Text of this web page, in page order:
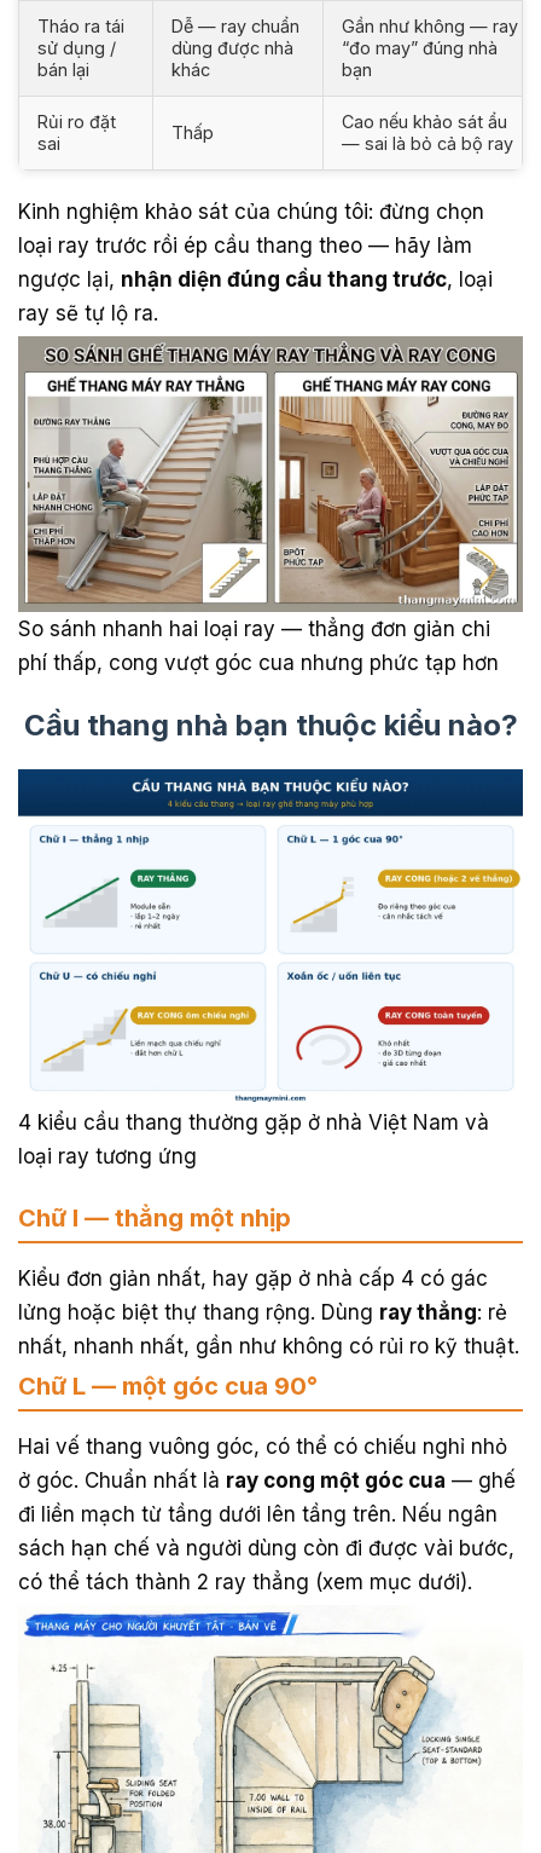
Tháo ra tái
sử dụng /
bán lại
Dễ — ray chuẩn
dùng được nhà
khác
Gần như không — ray
“đo may” đúng nhà
bạn
Rủi ro đặt
sai
Thấp
Cao nếu khảo sát ẩu
— sai là bỏ cả bộ ray
Kinh nghiệm khảo sát của chúng tôi: đừng chọn
loại ray trước rồi ép cầu thang theo — hãy làm
ngược lại, nhận diện đúng cầu thang trước, loại
ray sẽ tự lộ ra.
So sánh nhanh hai loại ray — thẳng đơn giản chi
phí thấp, cong vượt góc cua nhưng phức tạp hơn
Cầu thang nhà bạn thuộc kiểu nào?
4 kiểu cầu thang thường gặp ở nhà Việt Nam và
loại ray tương ứng
Chữ I — thẳng một nhịp
Kiểu đơn giản nhất, hay gặp ở nhà cấp 4 có gác
lửng hoặc biệt thự thang rộng. Dùng ray thẳng: rẻ
nhất, nhanh nhất, gần như không có rủi ro kỹ thuật.
Chữ L — một góc cua 90°
Hai vế thang vuông góc, có thể có chiếu nghỉ nhỏ
ở góc. Chuẩn nhất là ray cong một góc cua — ghế
đi liền mạch từ tầng dưới lên tầng trên. Nếu ngân
sách hạn chế và người dùng còn đi được vài bước,
có thể tách thành 2 ray thẳng (xem mục dưới).